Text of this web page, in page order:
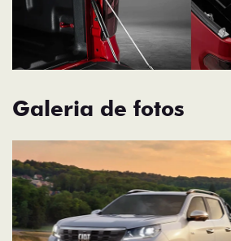
Galeria de fotos